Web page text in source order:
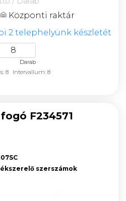
Központi raktár
2 telephelyünk készletét
Darab
8
Intervallum: 8
F234571
szerszámok